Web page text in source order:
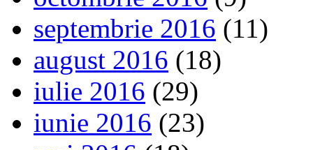
septembrie 2016 (11)
august 2016 (18)
iulie 2016 (29)
iunie 2016 (23)